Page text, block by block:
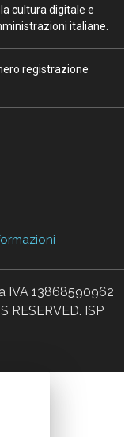
cultura digitale e
italiane.
registrazione
IVA 13868590962
RESERVED. ISP